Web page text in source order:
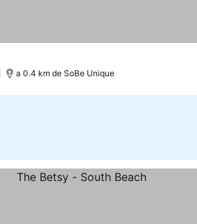
a 0.4 km de SoBe Unique